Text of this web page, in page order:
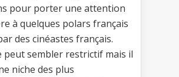
pour porter une attention
à quelques polars français
des cinéastes français.
peut sembler restrictif mais il
niche des plus